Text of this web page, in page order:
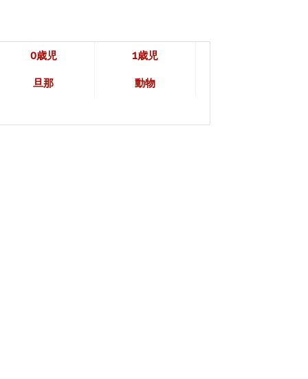
0歳児 1歳児
旦那 動物